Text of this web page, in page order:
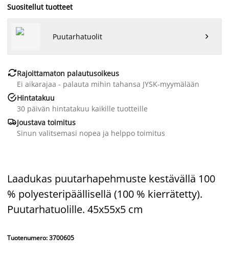
Suositellut tuotteet
Puutarhatuolit 
Rajoittamaton palautusoikeus
Ei aikarajaa - palauta mihin tahansa JYSK-myymälään
Hintatakuu
30 päivän hintatakuu kaikille tuotteille
Joustava toimitus
Sinun valitsemasi nopea ja helppo toimitus
Laadukas puutarhapehmuste kestävällä 100
% polyesteripäällisellä (100 % kierrätetty).
Puutarhatuolille. 45x55x5 cm
Tuotenumero: 3700605